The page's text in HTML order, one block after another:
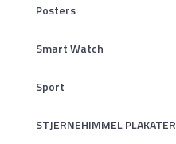
Posters
Smart Watch
Sport
STJERNEHIMMEL PLAKATER